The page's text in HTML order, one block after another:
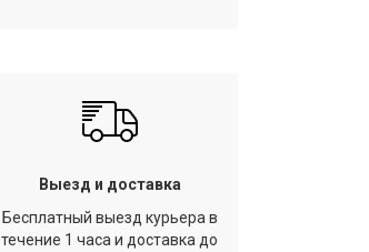
Выезд и доставка
Бесплатный выезд курьера в
течение 1 часа и доставка до